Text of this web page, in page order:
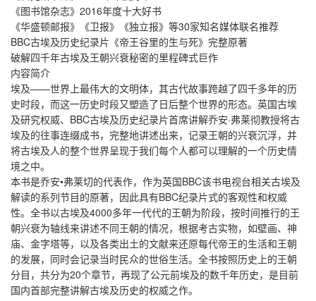
《图书馆杂志》2016年度十大好书
《华盛顿邮报》《卫报》《独立报》等30家知名媒体联名推荐
BBC古埃及历史纪录片《帝王谷里的生与死》完整原著
破解四千年古埃及王朝兴衰秘密的里程碑式巨作
内容简介
埃及——世界上最伟大的文明体，其古代故事跨越了四千多年的历
史时段，而这一历史时段又塑造了日后整个世界的形态。英国古埃
及研究权威、BBC古埃及历史纪录片首席讲解乔安·弗莱彻教授将古
埃及的往事连缀成书，完整地讲述出来，记录王朝的兴衰沉浮，并
将古埃及人的整个世界呈现于我们每个人都可以理解的一个历史情
境之中。
本书是乔安•弗莱切的代表作，作为英国BBC该书电视台相关古埃及
解读的系列节目的原著，因此具有BBC纪录片式的客观性和权威
性。全书以古埃及4000多年一代代的王朝为阶段，按时间推行的王
朝兴衰为轴线来讲述不同王朝的情况，根据考古实物，如壁画、神
庙、金字塔等，以及各类出土的文献来还原每代帝王的生活和王朝
的发展，同时会记录当时民众的世俗生活。全书按照历史上的王朝
分目，共分为20个章节，再现了公元前埃及的数千年历史，是目前
国内首部完整讲解古埃及历史的权威之作。